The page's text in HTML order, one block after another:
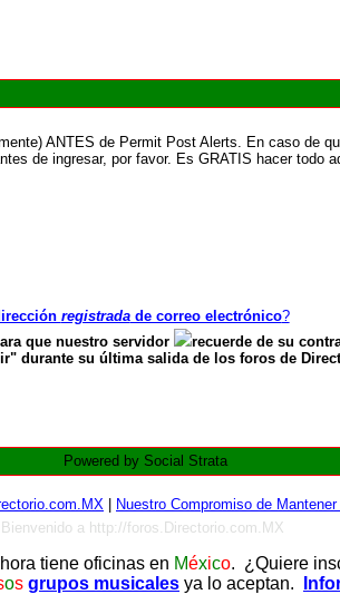
ANTES de Permit Post Alerts. En caso de
de ingresar, por favor. Es GRATIS hacer todo
registradade correo electrónico?
que nuestro servidor
recuerde de su
durante su última salida de los foros de
Powered by Social Strata
Nuestro Compromiso de
Bienvenido a http://foros.Directorio.com.MX
tiene oficinas en México. ¿Quiere
os grupos musicales ya lo aceptan.